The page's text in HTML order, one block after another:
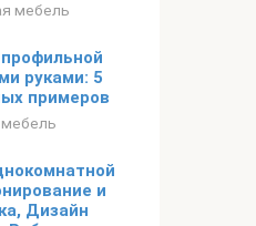
мебель
руками: 5
примеров
мебель
и
Дизайн